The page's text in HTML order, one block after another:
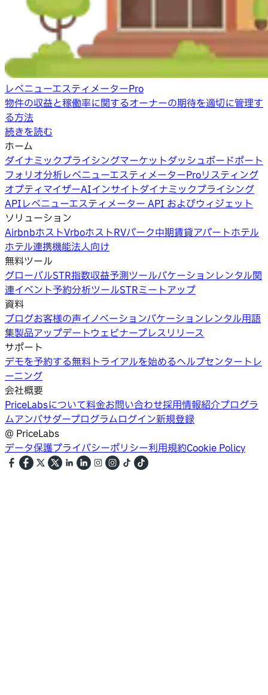
レベニューエスティメーターPro
物件の収益と稼働率に関するオーナーの期待を適切に管理す
る方法
続きを読む
ホーム
ダイナミックプライシングマーケットダッシュボードポート
フォリオ分析レベニューエスティメーターProリスティング
オプティマイザーAIインサイトダイナミックプライシング
APIレベニューエスティメーター API およびウィジェット
ソリューション
AirbnbホストVrboホストRVパーク中期賃貸アパートホテル
ホテル連携機能法人向け
無料ツール
グローバルSTR指数収益予測ツールバケーションレンタル関
連イベント予約分析ツールSTRミートアップ
資料
ブログお客様の声イノベーションバケーションレンタル用語
集製品アップデートウェビナープレスリリース
サポート
デモを予約する無料トライアルを始めるヘルプセンタートレ
ーニング
会社概要
PriceLabsについて料金お問い合わせ採用情報紹介プログラ
ムアンバサダープログラムログイン新規登録
@ PriceLabs
データ保護プライバシーポリシー利用規約Cookie Policy